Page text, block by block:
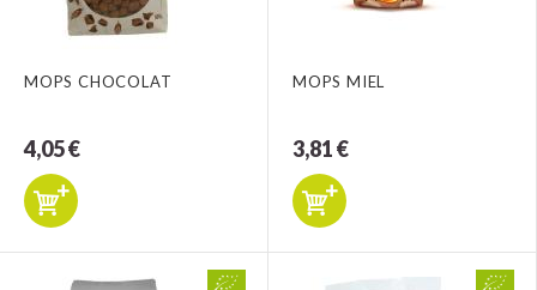
MOPS CHOCOLAT
4,05 €
MOPS MIEL
3,81 €